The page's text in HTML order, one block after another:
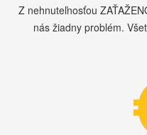
Z nehnuteľnosťou
nás žiadny problém.